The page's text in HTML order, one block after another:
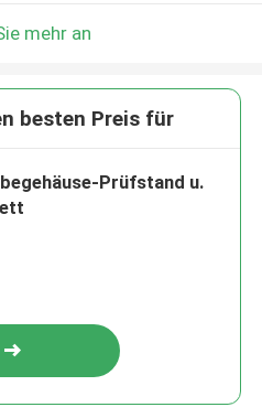
mehr an
besten Preis für
Prüfstand u.